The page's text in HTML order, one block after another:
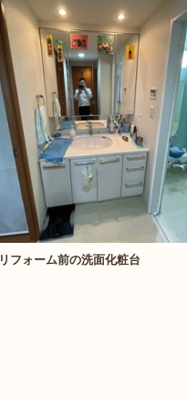
リフォーム前の洗面化粧台